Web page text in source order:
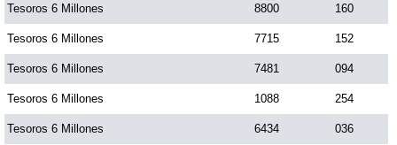
Tesoros 6 Millones 8800 160
Tesoros 6 Millones 7715 152
Tesoros 6 Millones 7481 094
Tesoros 6 Millones 1088 254
Tesoros 6 Millones 6434 036